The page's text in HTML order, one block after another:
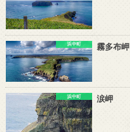
浜中町 霧多布岬
浜中町 涙岬